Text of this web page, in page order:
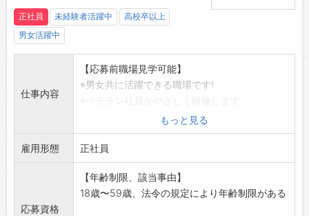
正社員 未経験者活躍中
高校卒以上
男女活躍中
仕事内容
【応募前職場見学可能】
※男女共に活躍できる職場です!
◆ビジネスホテルのフロント業務全般をおこな
っていただきます◆
仕事内容
・電話、インターネット等での予約受付、予約
管理
・チェックイン時の接客応対
もっと見る
雇用形態 正社員
応募資格
【年齢制限、該当事由】
18歳〜59歳、法令の規定により年齢制限がある